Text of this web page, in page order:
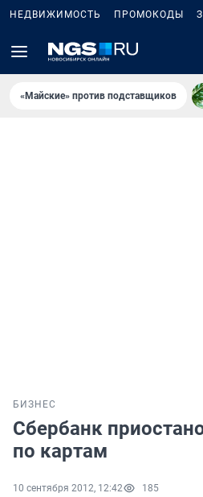
НЕДВИЖИМОСТЬ ПРОМОКОДЫ
«Майские» против подставщиков
БИЗНЕС
Сбербанк
по картам
10 сентября 2012, 12:42 185